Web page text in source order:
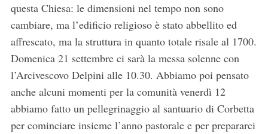
questa Chiesa: le dimensioni nel tempo non sono
cambiare, ma l’edificio religioso è stato abbellito ed
affrescato, ma la struttura in quanto totale risale al 1700.
Domenica 21 settembre ci sarà la messa solenne con
l’Arcivescovo Delpini alle 10.30. Abbiamo poi pensato
anche alcuni momenti per la comunità venerdì 12
abbiamo fatto un pellegrinaggio al santuario di Corbetta
per cominciare insieme l’anno pastorale e per prepararci